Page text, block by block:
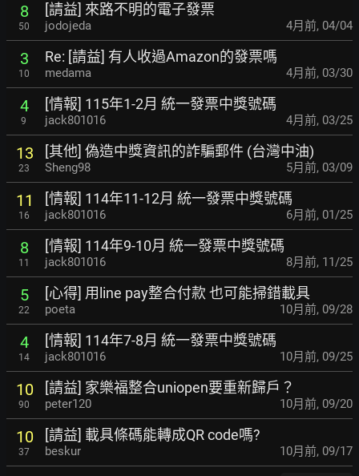
8
50
[請益] 來路不明的電子發票
jodojeda 4月前, 04/04
3
10
Re: [請益] 有人收過Amazon的發票嗎
medama 4月前, 03/30
4
9
[情報] 115年1-2月 統一發票中獎號碼
jack801016 4月前, 03/25
13
23
[其他] 偽造中獎資訊的詐騙郵件 (台灣中油)
Sheng98 5月前, 03/09
11
16
[情報] 114年11-12月 統一發票中獎號碼
jack801016 6月前, 01/25
8
11
[情報] 114年9-10月 統一發票中獎號碼
jack801016 8月前, 11/25
5
22
[心得] 用line pay整合付款 也可能掃錯載具
poeta 10月前, 09/28
4
14
[情報] 114年7-8月 統一發票中獎號碼
jack801016 10月前, 09/25
10
90
[請益] 家樂福整合uniopen要重新歸戶？
peter120 10月前, 09/20
10
37
[請益] 載具條碼能轉成QR code嗎?
beskur 10月前, 09/17